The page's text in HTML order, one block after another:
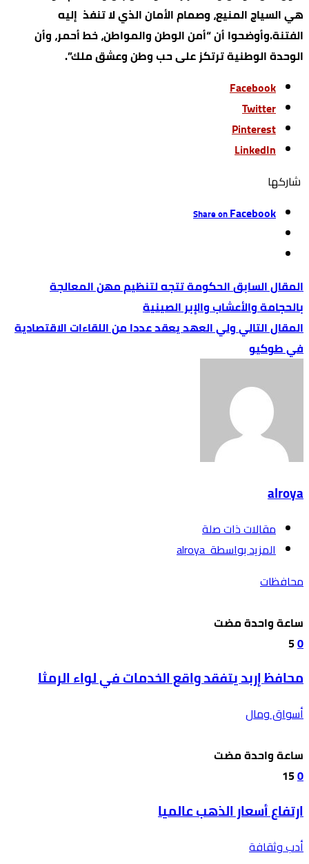
هي السياج المنيع، وصمام الأمان الذي لا تنفذ إليه
الفتنة.وأوضحوا أن “أمن الوطن والمواطن، خط أحمر، وأن
الوحدة الوطنية ترتكز على حب وطن وعشق ملك”.
Facebook
Twitter
Pinterest
LinkedIn
‫‫ شاركها‬
Share onFacebook
الحكومة تتجه لتنظيم مهن المعالجة
بالحجامة والأعشاب والإبر الصينية
ولي العهد يعقد عددا من اللقاءات الاقتصادية
في طوكيو
alroya
‫مقالات ذات صلة‬
‫‫المزيد بواسطة‬ ‬ alroya
محافظات
‫‫‫‏‫ساعة واحدة مضت‬
0
5
محافظ إربد يتفقد واقع الخدمات في لواء الرمثا
أسواق ومال
‫‫‫‏‫ساعة واحدة مضت‬
0
15
ارتفاع أسعار الذهب عالميا
أدب وثقافة